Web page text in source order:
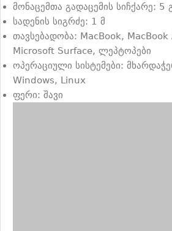
მონაცემთა გადაცემის სიჩქარე: 5
სადენის სიგრძე: 1 მ
თავსებადობა: MacBook,
Microsoft Surface, ლეპტოპები
ოპერაციული სისტემები:
Windows, Linux
ფერი: შავი